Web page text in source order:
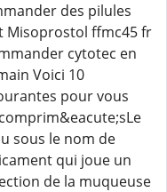
des pilules
Misoprostol ffmc45 fr
cytotec en
Voici 10
pour vous
sous le nom de
qui joue un
de la muqueuse